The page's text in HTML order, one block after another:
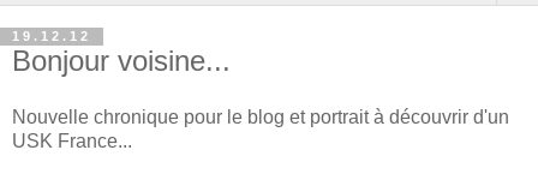
19.12.12
Bonjour voisine...
Nouvelle chronique pour le blog et portrait à découvrir d'un
USK France...